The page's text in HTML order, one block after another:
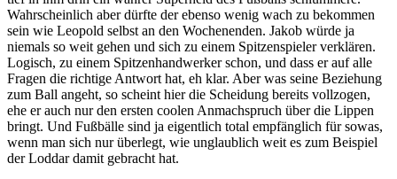
Wahrscheinlich aber dürfte der ebenso wenig wach zu bekommen
sein wie Leopold selbst an den Wochenenden. Jakob würde ja
niemals so weit gehen und sich zu einem Spitzenspieler verklären.
Logisch, zu einem Spitzenhandwerker schon, und dass er auf alle
Fragen die richtige Antwort hat, eh klar. Aber was seine Beziehung
zum Ball angeht, so scheint hier die Scheidung bereits vollzogen,
ehe er auch nur den ersten coolen Anmachspruch über die Lippen
bringt. Und Fußbälle sind ja eigentlich total empfänglich für sowas,
wenn man sich nur überlegt, wie unglaublich weit es zum Beispiel
der Loddar damit gebracht hat.